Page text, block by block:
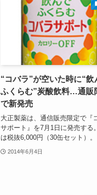
“コバラ”が空いた時に“飲
ふくらむ”炭酸飲料…通販
で新発売
大正製薬は、通信販売限定で『
サポート』を7月1日に発売する
は税抜6,000円（30缶セット）。
2014年6月4日